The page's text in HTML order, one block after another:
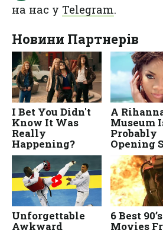
на нас у Telegram.